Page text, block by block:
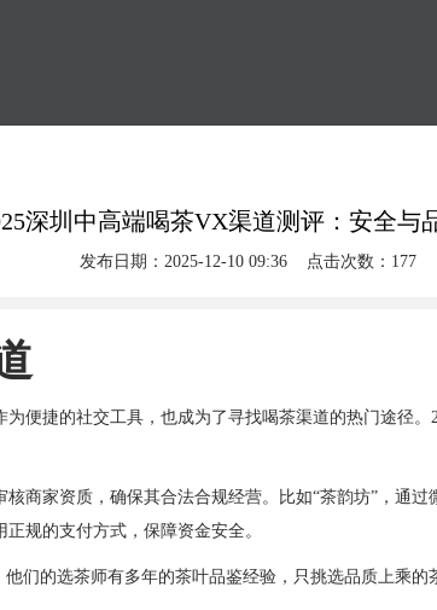
深圳中高端喝茶VX渠道测评：安全与
发布日期：2025-12-10 09:36 点击次数：177
便捷的社交工具，也成为了寻找喝茶渠道的热门途径
商家资质，确保其合法合规经营。比如“茶韵坊”，通
规的支付方式，保障资金安全。
们的选茶师有多年的茶叶品鉴经验，只挑选品质上乘